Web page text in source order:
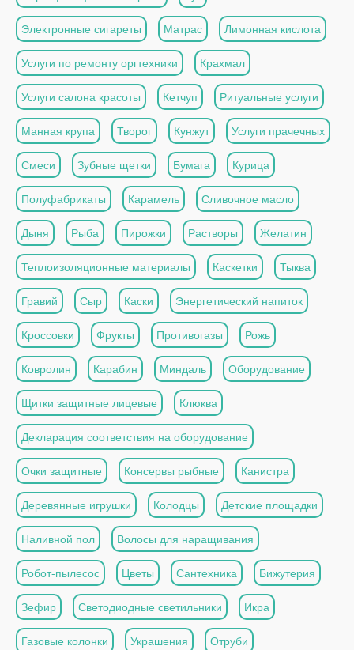
Электронные сигареты Матрас Лимонная кислота
Услуги по ремонту оргтехники Крахмал
Услуги салона красоты Кетчуп Ритуальные услуги
Манная крупа Творог Кунжут Услуги прачечных
Смеси Зубные щетки Бумага Курица
Полуфабрикаты Карамель Сливочное масло
Дыня Рыба Пирожки Растворы Желатин
Теплоизоляционные материалы Каскетки Тыква
Гравий Сыр Каски Энергетический напиток
Кроссовки Фрукты Противогазы Рожь
Ковролин Карабин Миндаль Оборудование
Щитки защитные лицевые Клюква
Декларация соответствия на оборудование
Очки защитные Консервы рыбные Канистра
Деревянные игрушки Колодцы Детские площадки
Наливной пол Волосы для наращивания
Робот-пылесос Цветы Сантехника Бижутерия
Зефир Светодиодные светильники Икра
Газовые колонки Украшения Отруби